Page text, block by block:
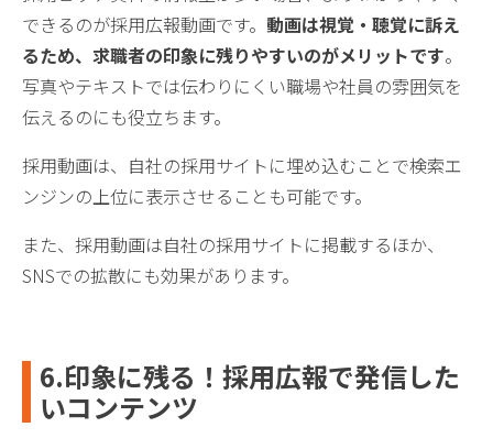
できるのが採用広報動画です。 動画は視覚・聴覚に訴え
るため、求職者の印象に残りやすいのがメリットです。
写真やテキストでは伝わりにくい職場や社員の雰囲気を
伝えるのにも役立ちます。
採用動画は、自社の採用サイトに埋め込むことで検索エ
ンジンの上位に表示させることも可能です。
また、採用動画は自社の採用サイトに掲載するほか、
SNSでの拡散にも効果があります。
6.印象に残る！採用広報で発信した
いコンテンツ